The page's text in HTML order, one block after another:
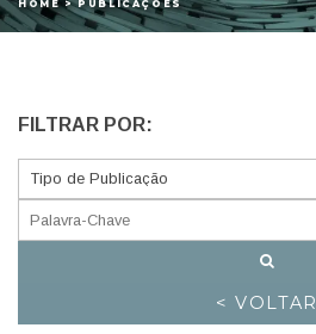
HOME > PUBLICAÇÕES
FILTRAR POR:
< VOLTAR